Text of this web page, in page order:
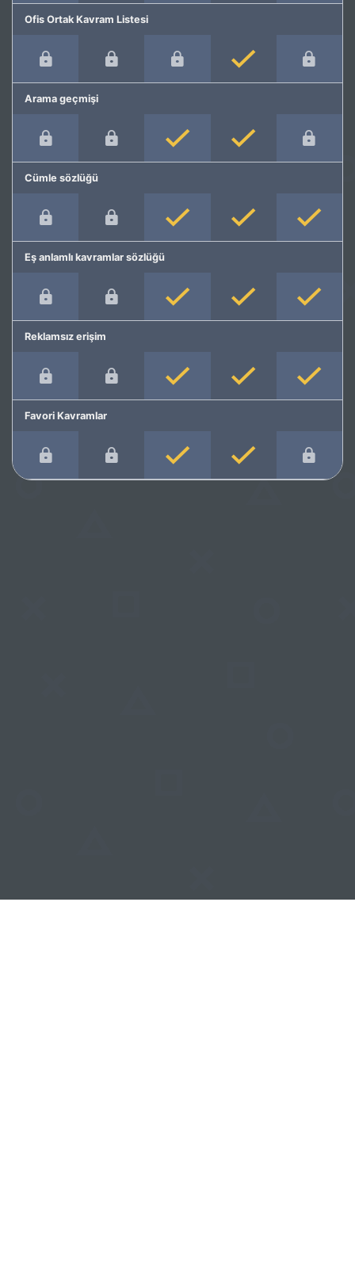
Ofis Ortak Kavram Listesi
Arama geçmişi
Cümle sözlüğü
Eş anlamlı kavramlar sözlüğü
Reklamsız erişim
Favori Kavramlar